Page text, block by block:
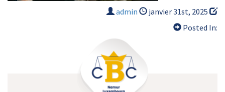
admin
janvier 31st, 2025
Posted In: